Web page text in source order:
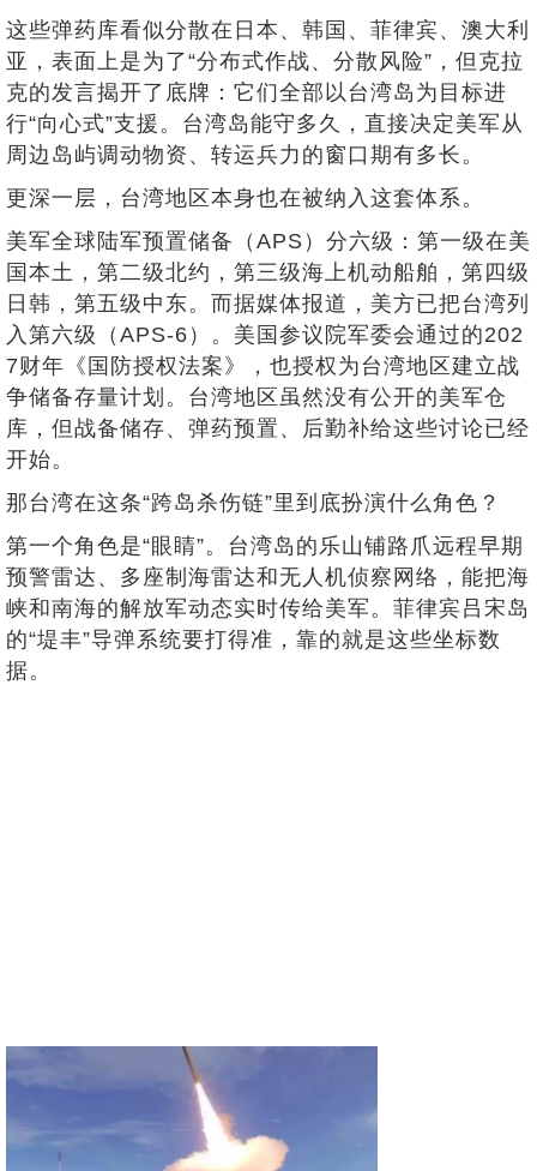
这些弹药库看似分散在日本、韩国、菲律宾、澳大利
亚，表面上是为了“分布式作战、分散风险”，但克拉
克的发言揭开了底牌：它们全部以台湾岛为目标进
行“向心式”支援。台湾岛能守多久，直接决定美军从
周边岛屿调动物资、转运兵力的窗口期有多长。
更深一层，台湾地区本身也在被纳入这套体系。
美军全球陆军预置储备（APS）分六级：第一级在美
国本土，第二级北约，第三级海上机动船舶，第四级
日韩，第五级中东。而据媒体报道，美方已把台湾列
入第六级（APS-6）。美国参议院军委会通过的202
7财年《国防授权法案》，也授权为台湾地区建立战
争储备存量计划。台湾地区虽然没有公开的美军仓
库，但战备储存、弹药预置、后勤补给这些讨论已经
开始。
那台湾在这条“跨岛杀伤链”里到底扮演什么角色？
第一个角色是“眼睛”。台湾岛的乐山铺路爪远程早期
预警雷达、多座制海雷达和无人机侦察网络，能把海
峡和南海的解放军动态实时传给美军。菲律宾吕宋岛
的“堤丰”导弹系统要打得准，靠的就是这些坐标数
据。